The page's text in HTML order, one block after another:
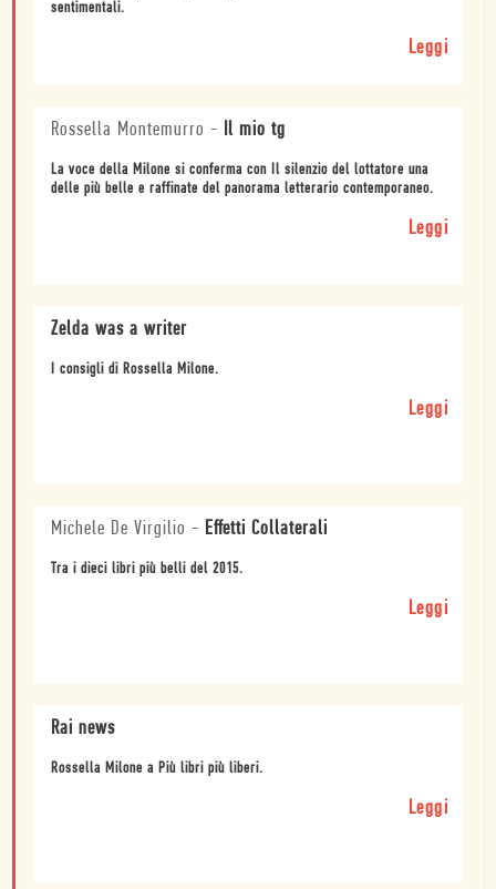
sentimentali.
Leggi
Rossella Montemurro - Il mio tg
La voce della Milone si conferma con Il silenzio del lottatore una
delle più belle e raffinate del panorama letterario contemporaneo.
Leggi
Zelda was a writer
I consigli di Rossella Milone.
Leggi
Michele De Virgilio - Effetti Collaterali
Tra i dieci libri più belli del 2015.
Leggi
Rai news
Rossella Milone a Più libri più liberi.
Leggi